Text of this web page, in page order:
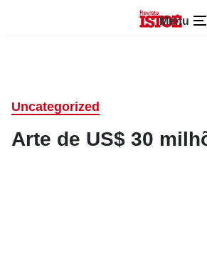
Menu
Uncategorized
Arte de US$ 30